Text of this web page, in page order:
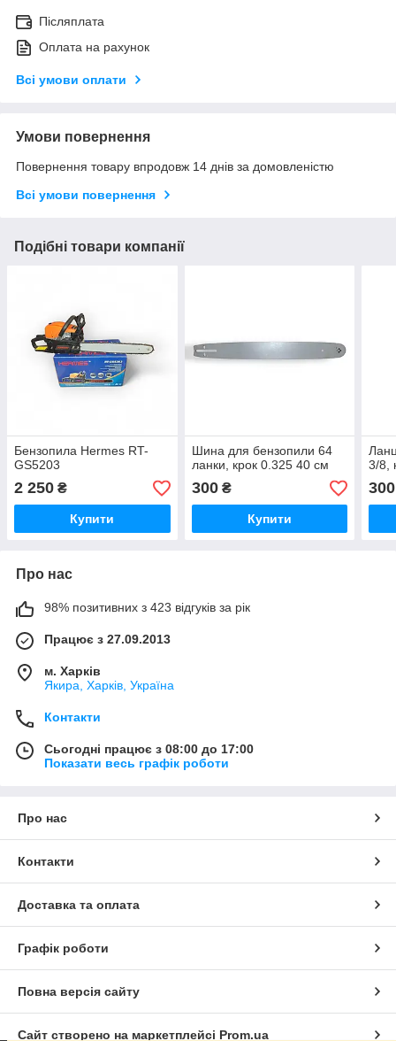
Післяплата
Оплата на рахунок
Всі умови оплати
Умови повернення
Повернення товару впродовж 14 днів за домовленістю
Всі умови повернення
Подібні товари компанії
Бензопила Hermes RT-
GS5203
2 250 ₴
Купити
Шина для бензопили 64
ланки, крок 0.325 40 см
300₴
Купити
3/8,
300
Про нас
98% позитивних з 423 відгуків за рік
Працює з 27.09.2013
м. Харків
Якира, Харків, Україна
Контакти
Сьогодні працює з 08:00 до 17:00
Показати весь графік роботи
Про нас
Контакти
Доставка та оплата
Графік роботи
Повна версія сайту
Сайт створено на маркетплейсі Prom.ua